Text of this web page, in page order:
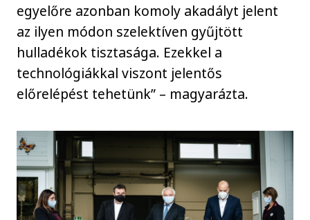
egyelőre azonban komoly akadályt jelent
az ilyen módon szelektíven gyűjtött
hulladékok tisztasága. Ezekkel a
technológiákkal viszont jelentős
előrelépést tehetünk” – magyarázta.